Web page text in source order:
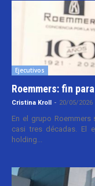
Ejecutivos
Roemmers: fin
Cristina Kroll - 20/05/2026
En el grupo
casi tres décadas. El
holding...